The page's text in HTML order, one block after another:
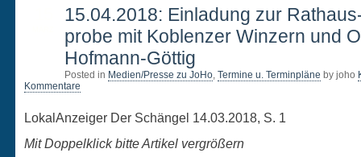
15.04.2018: Einladung zur
probe mit Koblenzer Winzern und
Hofmann-Göttig
Posted in Medien/Presse zu JoHo, Termine u. Terminpläne by joho
Kommentare
LokalAnzeiger Der Schängel 14.03.2018, S. 1
Mit Doppelklick bitte Artikel vergrößern